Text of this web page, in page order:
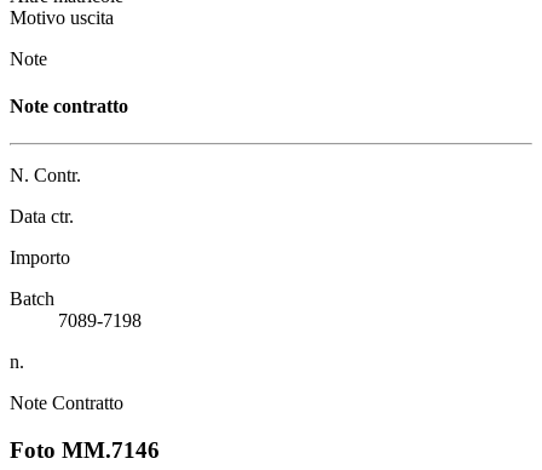
Motivo uscita
Note
Note contratto
N. Contr.
Data ctr.
Importo
Batch
7089-7198
n.
Note Contratto
Foto MM.7146